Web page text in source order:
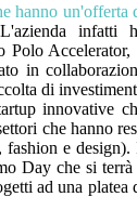
hanno un'offerta
infatti
Polo
in
di
innovative
che hanno
fashion e design).
Day che si terrà
ad una platea